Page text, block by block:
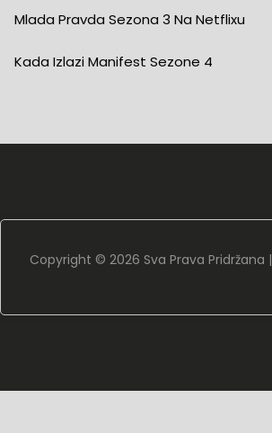
Mlada Pravda Sezona 3 Na Netflixu
Kada Izlazi Manifest Sezone 4
Copyright © 2026 Sva Prava Pridržana |